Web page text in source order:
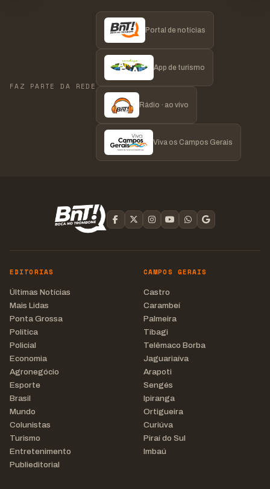
FAZ PARTE DA REDE
Portal de notícias
App de turismo
Rádio · ao vivo
Viva os Campos Gerais
EDITORIAS
Últimas Notícias
Mais Lidas
Ponta Grossa
Política
Policial
Economia
Agronegócio
Esporte
Brasil
Mundo
Colunistas
Turismo
Entretenimento
Publieditorial
CAMPOS GERAIS
Castro
Carambeí
Palmeira
Tibagi
Telêmaco Borba
Jaguariaíva
Arapoti
Sengés
Ipiranga
Ortigueira
Curiúva
Piraí do Sul
Imbaú